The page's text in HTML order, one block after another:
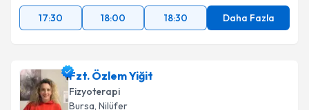
17:30
18:00 18:30 Daha Fazla
Fzt. Özlem Yiğit
Fizyoterapi
Bursa, Nilüfer